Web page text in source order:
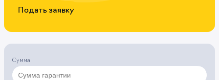
Подать заявку
Сумма